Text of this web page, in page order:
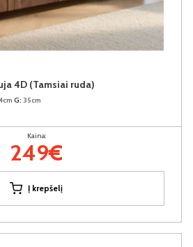
4D (Tamsiai ruda)
G: 35cm
Kaina:
249€
Į krepšelį